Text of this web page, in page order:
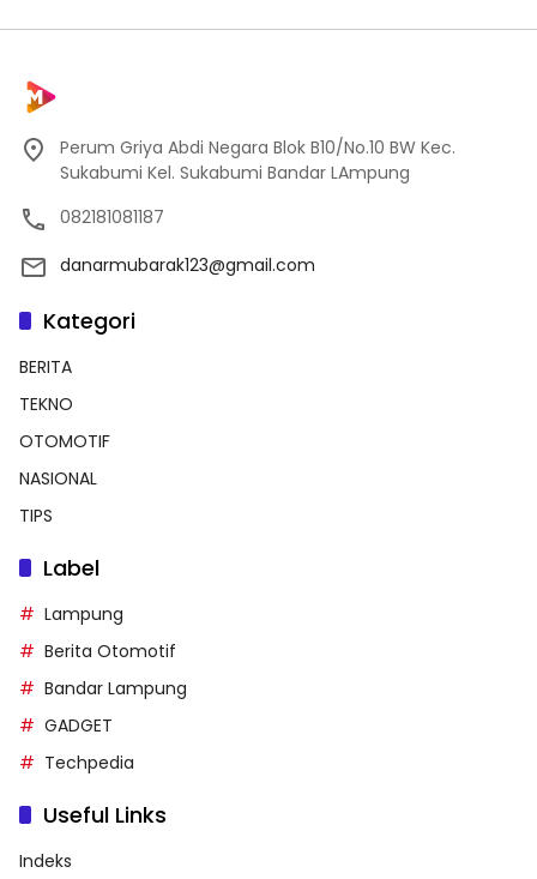
Perum Griya Abdi Negara Blok B10/No.10 BW Kec.
Sukabumi Kel. Sukabumi Bandar LAmpung
082181081187
danarmubarak123@gmail.com
Kategori
BERITA
TEKNO
OTOMOTIF
NASIONAL
TIPS
Label
Lampung
Berita Otomotif
Bandar Lampung
GADGET
Techpedia
Useful Links
Indeks